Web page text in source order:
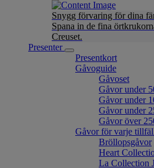
Snygg förvaring för dina
Spana in de fina
Creuset.
Presenter
Presentkort
Gåvoguide
Gåvoset
Gåvor under
Gåvor under
Gåvor under
Gåvor över
Gåvor för varje
Bröllopsgåvor
Heart
La Collection